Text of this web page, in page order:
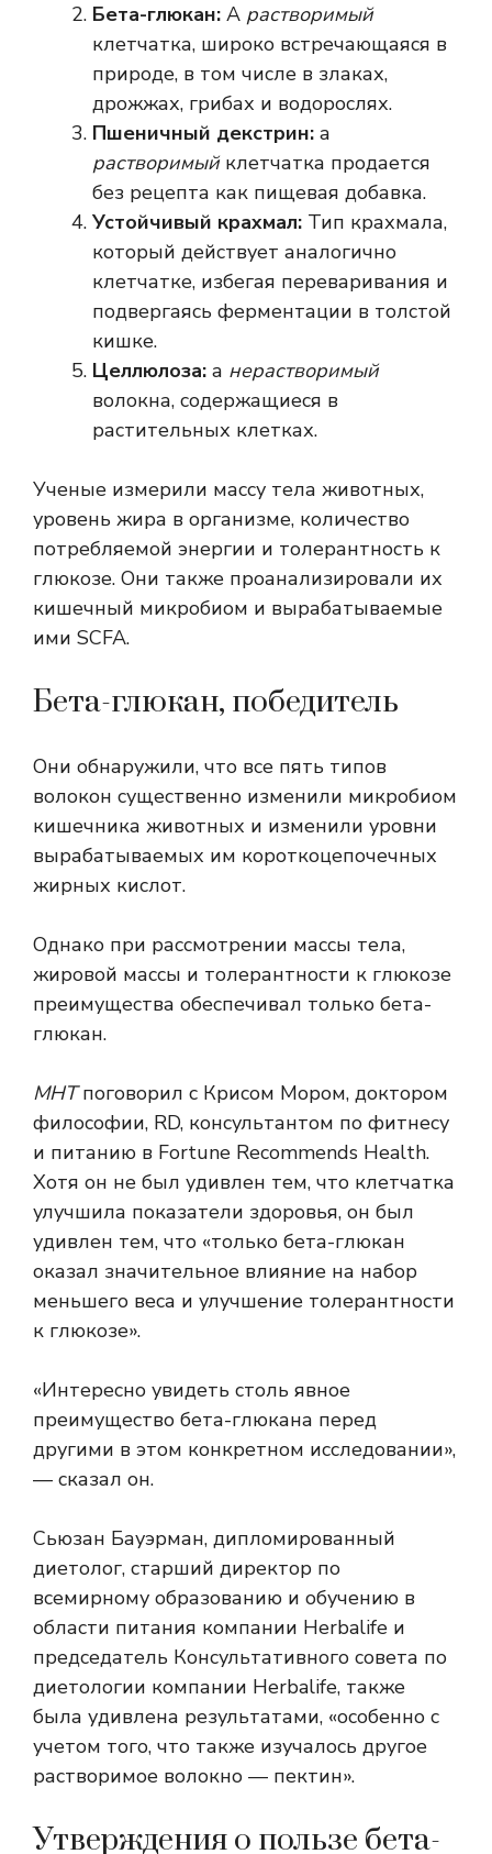
Бета-глюкан: А растворимый
клетчатка, широко встречающаяся в
природе, в том числе в злаках,
дрожжах, грибах и водорослях.
Пшеничный декстрин: а
растворимыйклетчатка продается
без рецепта как пищевая добавка.
Устойчивый крахмал: Тип крахмала,
который действует аналогично
клетчатке, избегая переваривания и
подвергаясь ферментации в толстой
кишке.
Целлюлоза: а нерастворимый
волокна, содержащиеся в
растительных клетках.
Ученые измерили массу тела животных,
уровень жира в организме, количество
потребляемой энергии и толерантность к
глюкозе. Они также проанализировали их
кишечный микробиом и вырабатываемые
ими SCFA.
Бета-глюкан, победитель
Они обнаружили, что все пять типов
волокон существенно изменили микробиом
кишечника животных и изменили уровни
вырабатываемых им короткоцепочечных
жирных кислот.
Однако при рассмотрении массы тела,
жировой массы и толерантности к глюкозе
преимущества обеспечивал только бета-
глюкан.
МНТпоговорил с Крисом Мором, доктором
философии, RD, консультантом по фитнесу
и питанию в Fortune Recommends Health.
Хотя он не был удивлен тем, что клетчатка
улучшила показатели здоровья, он был
удивлен тем, что «только бета-глюкан
оказал значительное влияние на набор
меньшего веса и улучшение толерантности
к глюкозе».
«Интересно увидеть столь явное
преимущество бета-глюкана перед
другими в этом конкретном исследовании»,
— сказал он.
Сьюзан Бауэрман, дипломированный
диетолог, старший директор по
всемирному образованию и обучению в
области питания компании Herbalife и
председатель Консультативного совета по
диетологии компании Herbalife, также
была удивлена ​​результатами, «особенно с
учетом того, что также изучалось другое
растворимое волокно — пектин».
Утверждения о пользе бета-